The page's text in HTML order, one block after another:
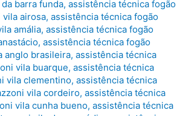
barra funda, assistência técnica fogão
airosa, assistência técnica fogão
amália, assistência técnica fogão
, assistência técnica fogão
anglo brasileira, assistência técnica
vila buarque, assistência técnica
vila clementino, assistência técnica
vila cordeiro, assistência técnica
vila cunha bueno, assistência técnica